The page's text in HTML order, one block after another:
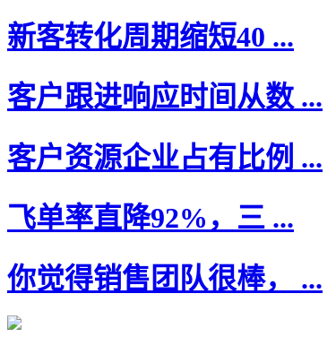
新客转化周期缩短40 ...
客户跟进响应时间从数 ...
客户资源企业占有比例 ...
飞单率直降92%，三 ...
你觉得销售团队很棒， ...